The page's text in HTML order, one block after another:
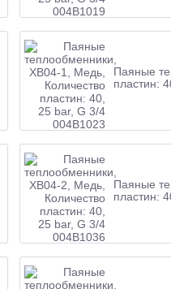
Паяные
пластин:
Паяные
пластин: